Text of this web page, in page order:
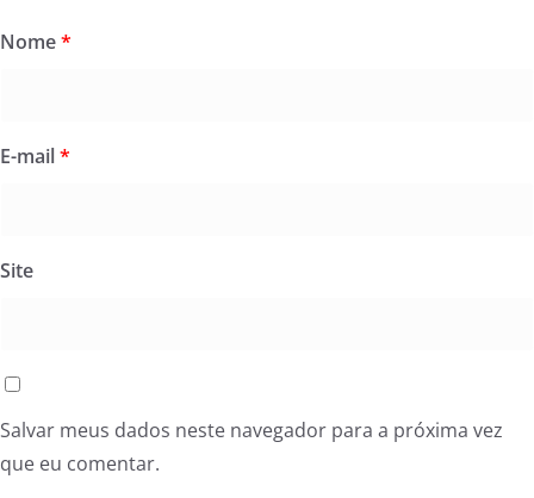
Nome*
E-mail*
Site
Salvar meus dados neste navegador para a próxima vez
que eu comentar.